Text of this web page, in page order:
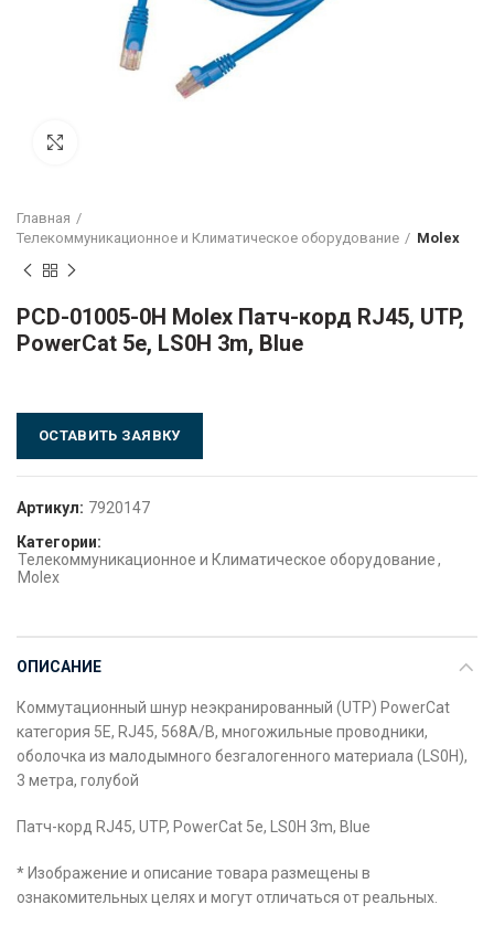
Главная
Телекоммуникационное и Климатическое оборудование
Molex
PCD-01005-0H Molex Патч-корд RJ45, UTP,
PowerCat 5e, LS0H 3m, Blue
ОСТАВИТЬ ЗАЯВКУ
Артикул: 7920147
Категории:
Телекоммуникационное и Климатическое оборудование,
Molex
ОПИСАНИЕ
Коммутационный шнур неэкранированный (UTP) PowerCat
категория 5E, RJ45, 568A/B, многожильные проводники,
оболочка из малодымного безгалогенного материала (LS0H),
3 метра, голубой
Патч-корд RJ45, UTP, PowerCat 5e, LS0H 3m, Blue
* Изображение и описание товара размещены в
ознакомительных целях и могут отличаться от реальных.